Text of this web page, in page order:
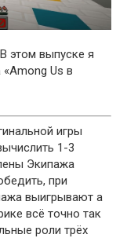
этом выпуске я
Us в
игры
1-3
Экипажа
при
выигрывают а
всё точно так
роли трёх